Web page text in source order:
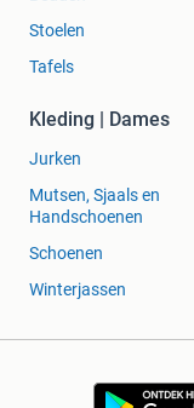
Stoelen
Tafels
Kleding | Dames
Jurken
Mutsen, Sjaals en
Handschoenen
Schoenen
Winterjassen